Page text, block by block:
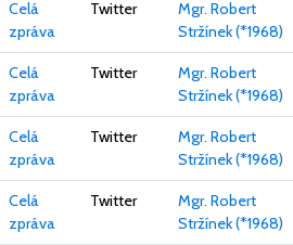
Celá
zpráva
Twitter
Mgr. Robert
Stržínek (*1968)
Celá
zpráva
Twitter
Mgr. Robert
Stržínek (*1968)
Celá
zpráva
Twitter
Mgr. Robert
Stržínek (*1968)
Celá
zpráva
Twitter
Mgr. Robert
Stržínek (*1968)